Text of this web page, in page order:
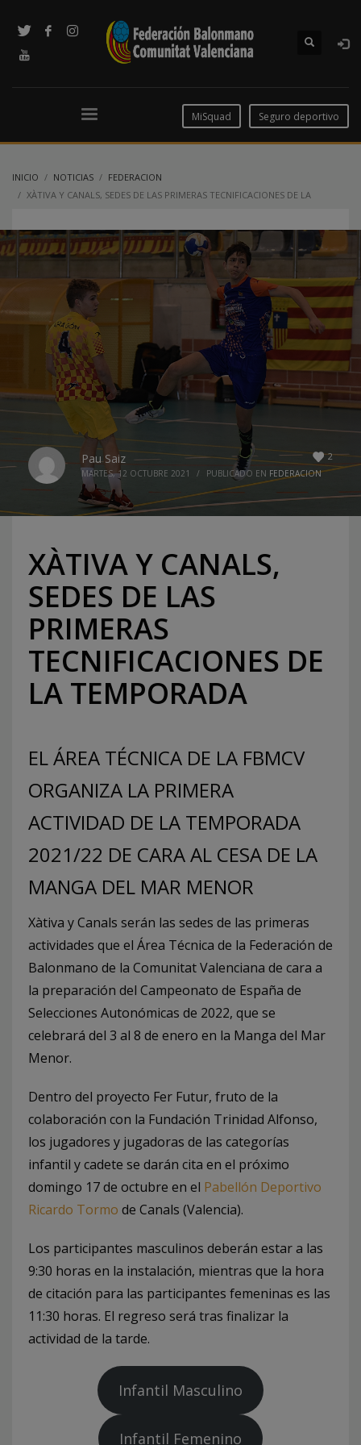
MiSquad Seguro deportivo
INICIO NOTICIAS
FEDERACION
XÀTIVA Y CANALS, SEDES DE LAS PRIMERAS TECNIFICACIONES DE LA
2
Pau Saiz
MARTES, 12 OCTUBRE 2021 / PUBLICADO EN FEDERACION
XÀTIVA Y CANALS,
SEDES DE LAS
PRIMERAS
TECNIFICACIONES DE
LA TEMPORADA
EL ÁREA TÉCNICA DE LA FBMCV
ORGANIZA LA PRIMERA
ACTIVIDAD DE LA TEMPORADA
2021/22 DE CARA AL CESA DE LA
MANGA DEL MAR MENOR
Xàtiva y Canals serán las sedes de las primeras
actividades que el Área Técnica de la Federación de
Balonmano de la Comunitat Valenciana de cara a
la preparación del Campeonato de España de
Selecciones Autonómicas de 2022, que se
celebrará del 3 al 8 de enero en la Manga del Mar
Menor.
Dentro del proyecto Fer Futur, fruto de la
colaboración con la Fundación Trinidad Alfonso,
los jugadores y jugadoras de las categorías
infantil y cadete se darán cita en el próximo
domingo 17 de octubre en el Pabellón Deportivo
Ricardo Tormo de Canals (Valencia).
Los participantes masculinos deberán estar a las
9:30 horas en la instalación, mientras que la hora
de citación para las participantes femeninas es las
11:30 horas. El regreso será tras finalizar la
actividad de la tarde.
Infantil Masculino
Infantil Femenino